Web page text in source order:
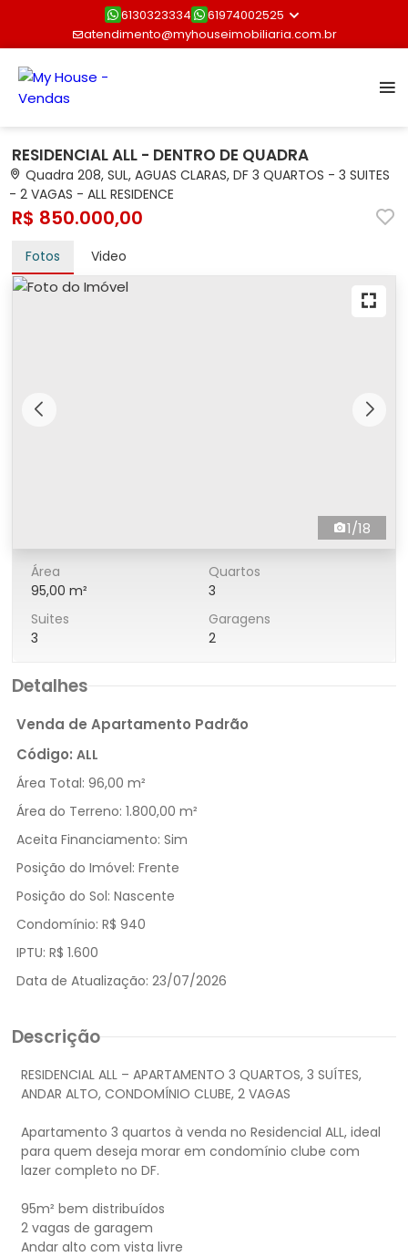
6130323334
61974002525
atendimento@myhouseimobiliaria.com.br
RESIDENCIAL ALL - DENTRO DE QUADRA
Quadra 208, SUL, AGUAS CLARAS, DF 3 QUARTOS - 3 SUITES
- 2 VAGAS - ALL RESIDENCE
R$ 850.000,00
Fotos Video
1/18
Área
95,00 m²
Quartos
3
Suites
3
Garagens
2
Detalhes
Venda de Apartamento Padrão
Código: ALL
Área Total: 96,00 m²
Área do Terreno: 1.800,00 m²
Aceita Financiamento: Sim
Posição do Imóvel: Frente
Posição do Sol: Nascente
Condomínio: R$ 940
IPTU: R$ 1.600
Data de Atualização: 23/07/2026
Descrição
RESIDENCIAL ALL – APARTAMENTO 3 QUARTOS, 3 SUÍTES,
ANDAR ALTO, CONDOMÍNIO CLUBE, 2 VAGAS
Apartamento 3 quartos à venda no Residencial ALL, ideal
para quem deseja morar em condomínio clube com
lazer completo no DF.
95m² bem distribuídos
2 vagas de garagem
Andar alto com vista livre